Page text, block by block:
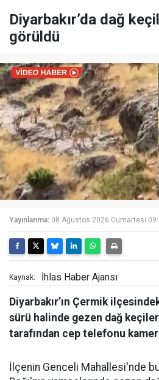
Diyarbakır’da dağ
görüldü
Yayınlanma: 08 Ağustos 2026 Cumartesi
Kaynak: İhlas Haber Ajansı
Diyarbakır’ın Çermik
sürü halinde gezen dağ
tarafından cep telefonu
İlçenin Genceli Mahallesi'nde